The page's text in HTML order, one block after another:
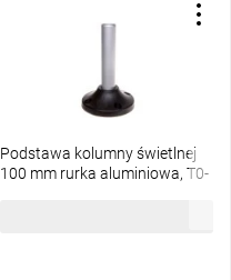
Podstawa kolumny świetlnej
100 mm rurka aluminiowa, T0-